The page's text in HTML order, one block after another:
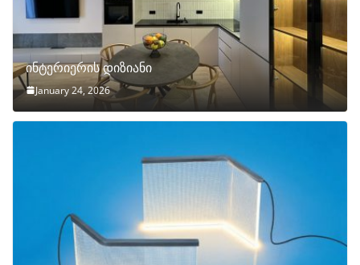
ინტერიერის დიზიანი
January 24, 2026